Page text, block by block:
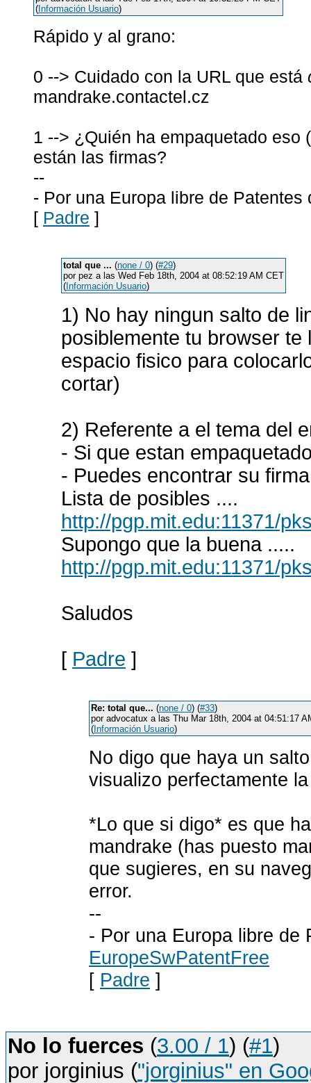
( Información Usuario)
Rápido y al grano:
0 --> Cuidado con la URL que está
mandrake.contactel.cz
1 --> ¿Quién ha empaquetado
están las firmas?
--
- Por una Europa libre de
[ Padre ]
total que ... (none / 0) (#29)
por pez a las Wed Feb 18th, 2004 at 08:52:19 AM CET
( Información Usuario)
1) No hay ningun salto de
posiblemente tu browser
espacio fisico para
cortar)
2) Referente a el tema del
- Si que estan
- Puedes encontrar su
Lista de posibles ....
http://pgp.mit.edu:11371/
Supongo que la buena .....
http://pgp.mit.edu:11371/
Saludos
[ Padre ]
Re: total que... (none / 0) (#33)
por advocatux a las Thu Mar 18th, 2004 at 04:51:17
( Información Usuario)
No digo que haya un
visualizo perfectamente
*Lo que si digo* es que
mandrake (has puesto
que sugieres, en su
error.
--
- Por una Europa libre de
EuropeSwPatentFree
[ Padre ]
No lo fuerces (3.00 / 1) (#1)
por jorginius ("jorginius" en